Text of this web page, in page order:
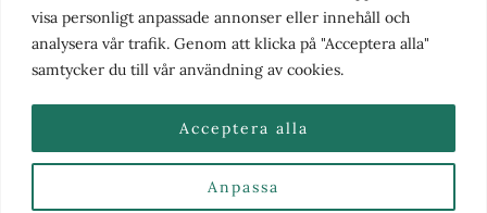
visa personligt anpassade annonser eller innehåll och
analysera vår trafik. Genom att klicka på "Acceptera alla"
samtycker du till vår användning av cookies.
Anpassa
Acceptera alla
perspektivet, vill vi vara din självklara kanal för nyheter,
berättelser och engagemang. KalmarPosten grundades 1988 och
fick nya ägare 2025.
Nyhetstips eller frågor?Kontakta oss